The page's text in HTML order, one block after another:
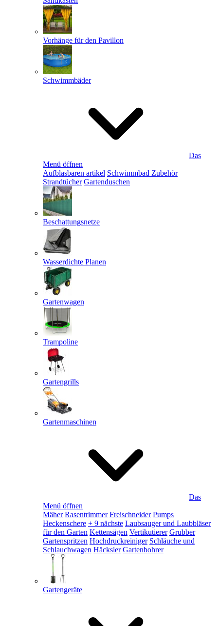
Vorhänge für den Pavillon
Schwimmbäder
Das
Menü öffnen
Aufblasbaren artikel Schwimmbad Zubehör
Strandtücher Gartenduschen
Beschattungsnetze
Wasserdichte Planen
Gartenwagen
Trampoline
Gartengrills
Gartenmaschinen
Das
Menü öffnen
Mäher Rasentrimmer Freischneider Pumps
Heckenschere + 9 nächste Laubsauger und Laubbläser
für den Garten Kettensägen Vertikutierer Grubber
Gartenspritzen Hochdruckreiniger Schläuche und
Schlauchwagen Häcksler Gartenbohrer
Gartengeräte